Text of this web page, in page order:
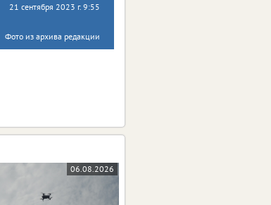
21 сентября 2023 г. 9:55
Фото из архива редакции
06.08.2026